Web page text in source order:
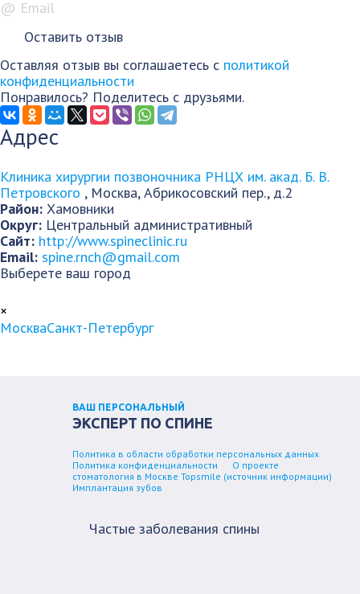
Оставляя отзыв вы соглашаетесь с политикой
конфиденциальности
Понравилось? Поделитесь с друзьями.
Адрес
Клиника хирургии позвоночника РНЦХ им. акад. Б. В.
Петровского , Москва,Абрикосовский пер., д.2
Район: Хамовники
Округ: Центральный административный
Сайт: http://www.spineclinic.ru
Email: spine.rnch@gmail.com
Выберете ваш город
×
МоскваСанкт-Петербург
ВАШ ПЕРСОНАЛЬНЫЙ
ЭКСПЕРТ ПО СПИНЕ
Политика в области обработки персональных данных
Политика конфиденциальности
О проекте
стоматология в Москве Topsmile (источник информации)
Имплантация зубов
Частые заболевания спины